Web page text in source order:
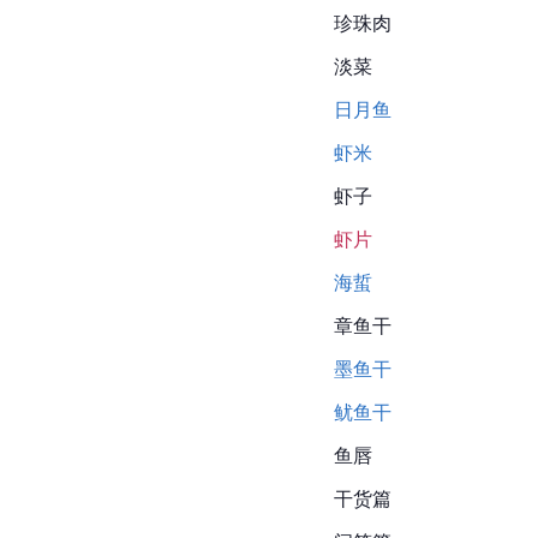
珍珠肉
淡菜
日月鱼
虾米
虾子
虾片
海蜇
章鱼干
墨鱼干
鱿鱼干
鱼唇
干货篇